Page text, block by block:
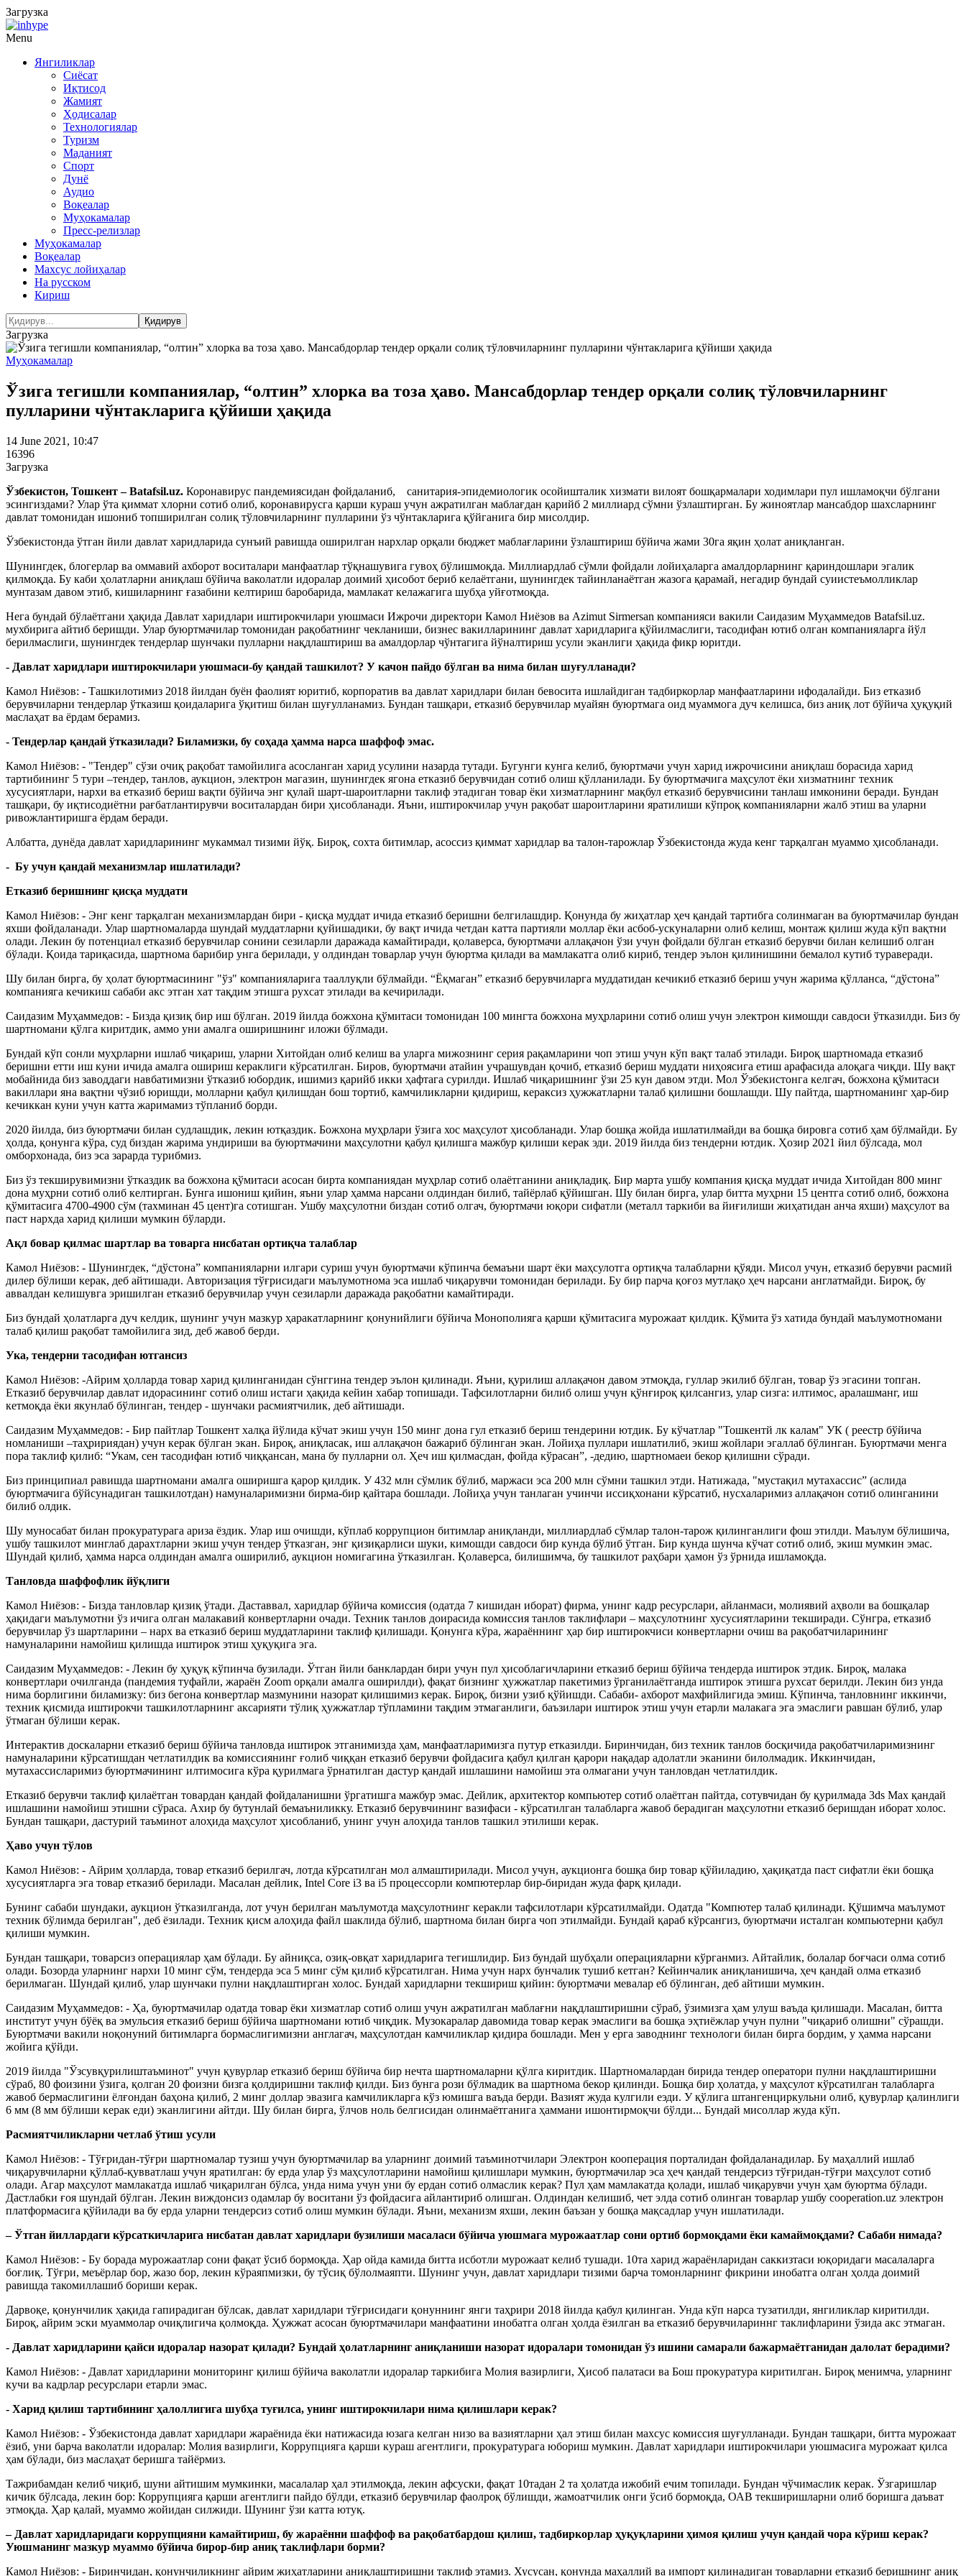
Загрузка
Menu
Янгиликлар
Сиёсат
Иқтисод
Жамият
Ҳодисалар
Технологиялар
Туризм
Маданият
Спорт
Дунё
Аудио
Воқеалар
Муҳокамалар
Пресс-релизлар
Муҳокамалар
Воқеалар
Махсус лойиҳалар
На русском
Кириш
Загрузка
Муҳокамалар
Ўзига тегишли компаниялар, “олтин” хлорка ва тоза ҳаво. Мансабдорлар тендер орқали солиқ тўловчиларнинг
пулларини чўнтакларига қўйиши ҳақида
14 June 2021, 10:47
16396
Загрузка
Ўзбекистон, Тошкент – Batafsil.uz. Коронавирус пандемиясидан фойдаланиб, санитария-эпидемиологик осойишталик хизмати вилоят бошқармалари ходимлари пул ишламоқчи бўлгани
эсингиздами? Улар ўта қиммат хлорни сотиб олиб, коронавирусга қарши кураш учун ажратилган маблағдан қарийб 2 миллиард сўмни ўзлаштирган. Бу жиноятлар мансабдор шахсларнинг
давлат томонидан ишониб топширилган солиқ тўловчиларнинг пулларини ўз чўнтакларига қўйганига бир мисолдир.
Ўзбекистонда ўтган йили давлат харидларида сунъий равишда оширилган нархлар орқали бюджет маблағларини ўзлаштириш бўйича жами 30га яқин ҳолат аниқланган.
Шунингдек, блогерлар ва оммавий ахборот воситалари манфаатлар тўқнашувига гувоҳ бўлишмоқда. Миллиардлаб сўмли фойдали лойиҳаларга амалдорларнинг қариндошлари эгалик
қилмоқда. Бу каби ҳолатларни аниқлаш бўйича ваколатли идоралар доимий ҳисобот бериб келаётгани, шунингдек тайинланаётган жазога қарамай, негадир бундай суиистеъмолликлар
мунтазам давом этиб, кишиларнинг ғазабини келтириш баробарида, мамлакат келажагига шубҳа уйғотмоқда.
Нега бундай бўлаётгани ҳақида Давлат харидлари иштирокчилари уюшмаси Ижрочи директори Камол Ниёзов ва Azimut Sirmersan компанияси вакили Саидазим Муҳаммедов Batafsil.uz.
мухбирига айтиб беришди. Улар буюртмачилар томонидан рақобатнинг чекланиши, бизнес вакилларининг давлат харидларига қўйилмаслиги, тасодифан ютиб олган компанияларга йўл
берилмаслиги, шунингдек тендерлар шунчаки пулларни нақдлаштириш ва амалдорлар чўнтагига йўналтириш усули эканлиги ҳақида фикр юритди.
- Давлат харидлари иштирокчилари уюшмаси-бу қандай ташкилот? У качон пайдо бўлган ва нима билан шуғулланади?
Камол Ниёзов: - Ташкилотимиз 2018 йилдан буён фаолият юритиб, корпоратив ва давлат харидлари билан бевосита ишлайдиган тадбиркорлар манфаатларини ифодалайди. Биз етказиб
берувчиларни тендерлар ўтказиш қоидаларига ўқитиш билан шуғулланамиз. Бундан ташқари, етказиб берувчилар муайян буюртмага оид муаммога дуч келишса, биз аниқ лот бўйича ҳуқуқий
маслаҳат ва ёрдам берамиз.
- Тендерлар қандай ўтказилади? Биламизки, бу соҳада ҳамма нарса шаффоф эмас.
Камол Ниёзов: - "Тендер" сўзи очиқ рақобат тамойилига асосланган харид усулини назарда тутади. Бугунги кунга келиб, буюртмачи учун харид ижрочисини аниқлаш борасида харид
тартибининг 5 тури –тендер, танлов, аукцион, электрон магазин, шунингдек ягона етказиб берувчидан сотиб олиш қўлланилади. Бу буюртмачига маҳсулот ёки хизматнинг техник
хусусиятлари, нархи ва етказиб бериш вақти бўйича энг қулай шарт-шароитларни таклиф этадиган товар ёки хизматларнинг мақбул етказиб берувчисини танлаш имконини беради. Бундан
ташқари, бу иқтисодиётни рағбатлантирувчи воситалардан бири ҳисобланади. Яъни, иштирокчилар учун рақобат шароитларини яратилиши кўпроқ компанияларни жалб этиш ва уларни
ривожлантиришга ёрдам беради.
Албатта, дунёда давлат харидларининг мукаммал тизими йўқ. Бироқ, сохта битимлар, асоссиз қиммат харидлар ва талон-тарожлар Ўзбекистонда жуда кенг тарқалган муаммо ҳисобланади.
- Бу учун қандай механизмлар ишлатилади?
Етказиб беришнинг қисқа муддати
Камол Ниёзов: - Энг кенг тарқалган механизмлардан бири - қисқа муддат ичида етказиб беришни белгилашдир. Қонунда бу жиҳатлар ҳеч қандай тартибга солинмаган ва буюртмачилар бундан
яхши фойдаланади. Улар шартномаларда шундай муддатларни қуйишадики, бу вақт ичида четдан катта партияли моллар ёки асбоб-ускуналарни олиб келиш, монтаж қилиш жуда кўп вақтни
олади. Лекин бу потенциал етказиб берувчилар сонини сезиларли даражада камайтиради, қолаверса, буюртмачи аллақачон ўзи учун фойдали бўлган етказиб берувчи билан келишиб олган
бўлади. Қоида тариқасида, шартнома барибир унга берилади, у олдиндан товарлар учун буюртма қилади ва мамлакатга олиб кириб, тендер эълон қилинишини бемалол кутиб тураверади.
Шу билан бирга, бу ҳолат буюртмасининг "ўз" компанияларига тааллуқли бўлмайди. “Ёқмаган” етказиб берувчиларга муддатидан кечикиб етказиб бериш учун жарима қўлланса, “дўстона”
компанияга кечикиш сабаби акс этган хат тақдим этишга рухсат этилади ва кечирилади.
Саидазим Муҳаммедов: - Бизда қизиқ бир иш бўлган. 2019 йилда божхона қўмитаси томонидан 100 мингта божхона муҳрларини сотиб олиш учун электрон кимошди савдоси ўтказилди. Биз бу
шартномани қўлга киритдик, аммо уни амалга оширишнинг иложи бўлмади.
Бундай кўп сонли муҳрларни ишлаб чиқариш, уларни Хитойдан олиб келиш ва уларга мижознинг серия рақамларини чоп этиш учун кўп вақт талаб этилади. Бироқ шартномада етказиб
беришни етти иш куни ичида амалга ошириш кераклиги кўрсатилган. Биров, буюртмачи атайин учрашувдан қочиб, етказиб бериш муддати ниҳоясига етиш арафасида алоқага чиқди. Шу вақт
мобайнида биз заводдаги навбатимизни ўтказиб юбордик, ишимиз қарийб икки ҳафтага сурилди. Ишлаб чиқаришнинг ўзи 25 кун давом этди. Мол Ўзбекистонга келгач, божхона қўмитаси
вакиллари яна вақтни чўзиб юришди, молларни қабул қилишдан бош тортиб, камчиликларни қидириш, кераксиз ҳужжатларни талаб қилишни бошлашди. Шу пайтда, шартноманинг ҳар-бир
кечиккан куни учун катта жаримамиз тўпланиб борди.
2020 йилда, биз буюртмачи билан судлашдик, лекин ютқаздик. Божхона муҳрлари ўзига хос маҳсулот ҳисобланади. Улар бошқа жойда ишлатилмайди ва бошқа бировга сотиб ҳам бўлмайди. Бу
ҳолда, қонунга кўра, суд биздан жарима ундириши ва буюртмачини маҳсулотни қабул қилишга мажбур қилиши керак эди. 2019 йилда биз тендерни ютдик. Ҳозир 2021 йил бўлсада, мол
омборхонада, биз эса зарарда турибмиз.
Биз ўз текширувимизни ўтказдик ва божхона қўмитаси асосан бирта компаниядан муҳрлар сотиб олаётганини аниқладиқ. Бир марта ушбу компания қисқа муддат ичида Хитойдан 800 минг
дона муҳрни сотиб олиб келтирган. Бунга ишониш қийин, яъни улар ҳамма нарсани олдиндан билиб, тайёрлаб қўйишган. Шу билан бирга, улар битта муҳрни 15 центга сотиб олиб, божхона
қўмитасига 4700-4900 сўм (тахминан 45 цент)га сотишган. Ушбу маҳсулотни биздан сотиб олгач, буюртмачи юқори сифатли (металл таркиби ва йиғилиши жиҳатидан анча яхши) маҳсулот ва
паст нархда харид қилиши мумкин бўларди.
Ақл бовар қилмас шартлар ва товарга нисбатан ортиқча талаблар
Камол Ниёзов: - Шунингдек, “дўстона” компанияларни илгари суриш учун буюртмачи кўпинча бемаъни шарт ёки маҳсулотга ортиқча талабларни қўяди. Мисол учун, етказиб берувчи расмий
дилер бўлиши керак, деб айтишади. Авторизация тўғрисидаги маълумотнома эса ишлаб чиқарувчи томонидан берилади. Бу бир парча қоғоз мутлақо ҳеч нарсани англатмайди. Бироқ, бу
аввалдан келишувга эришилган етказиб берувчилар учун сезиларли даражада рақобатни камайтиради.
Биз бундай ҳолатларга дуч келдик, шунинг учун мазкур ҳаракатларнинг қонунийлиги бўйича Монополияга қарши қўмитасига мурожаат қилдик. Қўмита ўз хатида бундай маълумотномани
талаб қилиш рақобат тамойилига зид, деб жавоб берди.
Ука, тендерни тасодифан ютгансиз
Камол Ниёзов: -Айрим ҳолларда товар харид қилинганидан сўнггина тендер эълон қилинади. Яъни, қурилиш аллақачон давом этмоқда, гуллар экилиб бўлган, товар ўз эгасини топган.
Етказиб берувчилар давлат идорасининг сотиб олиш истаги ҳақида кейин хабар топишади. Тафсилотларни билиб олиш учун қўнғироқ қилсангиз, улар сизга: илтимос, аралашманг, иш
кетмоқда ёки якунлаб бўлинган, тендер - шунчаки расмиятчилик, деб айтишади.
Саидазим Муҳаммедов: - Бир пайтлар Тошкент халқа йўлида кўчат экиш учун 150 минг дона гул етказиб бериш тендерини ютдик. Бу кўчатлар "Тошкентй лк калам" УК ( реестр бўйича
номланиши –таҳририядан) учун керак бўлган экан. Бироқ, аниқласак, иш аллақачон бажариб бўлинган экан. Лойиҳа пуллари ишлатилиб, экиш жойлари эгаллаб бўлинган. Буюртмачи менга
пора таклиф қилиб: “Укам, сен тасодифан ютиб чиққансан, мана бу пулларни ол. Ҳеч иш қилмасдан, фойда кўрасан”, -дедию, шартномаеи бекор қилишни сўради.
Биз принципиал равишда шартномани амалга оширишга қарор қилдик. У 432 млн сўмлик бўлиб, маржаси эса 200 млн сўмни ташкил этди. Натижада, "мустақил мутахассис” (аслида
буюртмачига бўйсунадиган ташкилотдан) намуналаримизни бирма-бир қайтара бошлади. Лойиҳа учун танлаган учинчи иссиқхонани кўрсатиб, нусхаларимиз аллақачон сотиб олинганини
билиб олдик.
Шу муносабат билан прокуратурага ариза ёздик. Улар иш очишди, кўплаб коррупцион битимлар аниқланди, миллиардлаб сўмлар талон-тарож қилинганлиги фош этилди. Маълум бўлишича,
ушбу ташкилот минглаб дарахтларни экиш учун тендер ўтказган, энг қизиқарлиси шуки, кимошди савдоси бир кунда бўлиб ўтган. Бир кунда шунча кўчат сотиб олиб, экиш мумкин эмас.
Шундай қилиб, ҳамма нарса олдиндан амалга оширилиб, аукцион номигагина ўтказилган. Қолаверса, билишимча, бу ташкилот раҳбари ҳамон ўз ўрнида ишламоқда.
Танловда шаффофлик йўқлиги
Камол Ниёзов: - Бизда танловлар қизиқ ўтади. Даставвал, харидлар бўйича комиссия (одатда 7 кишидан иборат) фирма, унинг кадр ресурслари, айланмаси, молиявий аҳволи ва бошқалар
ҳақидаги маълумотни ўз ичига олган малакавий конвертларни очади. Техник танлов доирасида комиссия танлов таклифлари – маҳсулотнинг хусусиятларини текширади. Сўнгра, етказиб
берувчилар ўз шартларини – нарх ва етказиб бериш муддатларини таклиф қилишади. Қонунга кўра, жараённинг ҳар бир иштирокчиси конвертларни очиш ва рақобатчиларининг
намуналарини намойиш қилишда иштирок этиш ҳуқуқига эга.
Саидазим Муҳаммедов: - Лекин бу ҳуқуқ кўпинча бузилади. Ўтган йили банклардан бири учун пул ҳисоблагичларини етказиб бериш бўйича тендерда иштирок этдик. Бироқ, малака
конвертлари очилганда (пандемия туфайли, жараён Zoom орқали амалга оширилди), фақат бизнинг ҳужжатлар пакетимиз ўрганилаётганда иштирок этишга рухсат берилди. Лекин биз унда
нима борлигини биламизку: биз бегона конвертлар мазмунини назорат қилишимиз керак. Бироқ, бизни узиб қўйишди. Сабаби- ахборот махфийлигида эмиш. Кўпинча, танловнинг иккинчи,
техник қисмида иштирокчи ташкилотларнинг аксарияти тўлиқ ҳужжатлар тўпламини тақдим этмаганлиги, баъзилари иштирок этиш учун етарли малакага эга эмаслиги равшан бўлиб, улар
ўтмаган бўлиши керак.
Интерактив доскаларни етказиб бериш бўйича танловда иштирок этганимизда ҳам, манфаатларимизга путур етказилди. Биринчидан, биз техник танлов босқичида рақобатчиларимизнинг
намуналарини кўрсатишдан четлатилдик ва комиссиянинг ғолиб чиққан етказиб берувчи фойдасига қабул қилган қарори нақадар адолатли эканини билолмадик. Иккинчидан,
мутахассисларимиз буюртмачининг илтимосига кўра қурилмага ўрнатилган дастур қандай ишлашини намойиш эта олмагани учун танловдан четлатилдик.
Етказиб берувчи таклиф қилаётган товардан қандай фойдаланишни ўргатишга мажбур эмас. Дейлик, архитектор компьютер сотиб олаётган пайтда, сотувчидан бу қурилмада 3ds Max қандай
ишлашини намойиш этишни сўраса. Ахир бу бутунлай бемаъниликку. Етказиб берувчининг вазифаси - кўрсатилган талабларга жавоб берадиган маҳсулотни етказиб беришдан иборат холос.
Бундан ташқари, дастурий таъминот алоҳида маҳсулот ҳисобланиб, унинг учун алоҳида танлов ташкил этилиши керак.
Ҳаво учун тўлов
Камол Ниёзов: - Айрим ҳолларда, товар етказиб берилгач, лотда кўрсатилган мол алмаштирилади. Мисол учун, аукционга бошқа бир товар қўйиладию, ҳақиқатда паст сифатли ёки бошқа
хусусиятларга эга товар етказиб берилади. Масалан дейлик, Intel Core i3 ва i5 процессорли компютерлар бир-биридан жуда фарқ қилади.
Бунинг сабаби шундаки, аукцион ўтказилганда, лот учун берилган маълумотда маҳсулотнинг керакли тафсилотлари кўрсатилмайди. Одатда "Компютер талаб қилинади. Қўшимча маълумот
техник бўлимда берилган", деб ёзилади. Техник қисм алоҳида файл шаклида бўлиб, шартнома билан бирга чоп этилмайди. Бундай қараб кўрсангиз, буюртмачи исталган компьютерни қабул
қилиши мумкин.
Бундан ташқари, товарсиз операциялар ҳам бўлади. Бу айниқса, озиқ-овқат харидларига тегишлидир. Биз бундай шубҳали операцияларни кўрганмиз. Айтайлик, болалар боғчаси олма сотиб
олади. Бозорда уларнинг нархи 10 минг сўм, тендерда эса 5 минг сўм қилиб кўрсатилган. Нима учун нарх бунчалик тушиб кетган? Кейинчалик аниқланишича, ҳеч қандай олма етказиб
берилмаган. Шундай қилиб, улар шунчаки пулни нақдлаштирган холос. Бундай харидларни текшириш қийин: буюртмачи мевалар еб бўлинган, деб айтиши мумкин.
Саидазим Муҳаммедов: - Ҳа, буюртмачилар одатда товар ёки хизматлар сотиб олиш учун ажратилган маблағни нақдлаштиришни сўраб, ўзимизга ҳам улуш ваъда қилишади. Масалан, битта
институт учун бўёқ ва эмульсия етказиб бериш бўйича шартномани ютиб чиқдик. Музокаралар давомида товар керак эмаслиги ва бошқа эҳтиёжлар учун пулни "чиқариб олишни" сўрашди.
Буюртмачи вакили ноқонуний битимларга бормаслигимизни англагач, маҳсулотдан камчиликлар қидира бошлади. Мен у ерга заводнинг технологи билан бирга бордим, у ҳамма нарсани
жойига қўйди.
2019 йилда "Ўзсувқурилиштаъминот" учун қувурлар етказиб бериш бўйича бир нечта шартномаларни қўлга киритдик. Шартномалардан бирида тендер оператори пулни нақдлаштиришни
сўраб, 80 фоизини ўзига, қолган 20 фоизни бизга қолдиришни таклиф қилди. Биз бунга рози бўлмадик ва шартнома бекор қилинди. Бошқа бир ҳолатда, у маҳсулот кўрсатилган талабларга
жавоб бермаслигини ёлғондан баҳона қилиб, 2 минг доллар эвазига камчиликларга кўз юмишга ваъда берди. Вазият жуда кулгили еэди. У қўлига штангенциркульни олиб, қувурлар қалинлиги
6 мм (8 мм бўлиши керак еди) эканлигини айтди. Шу билан бирга, ўлчов ноль белгисидан олинмаётганига ҳаммани ишонтирмоқчи бўлди... Бундай мисоллар жуда кўп.
Расмиятчиликларни четлаб ўтиш усули
Камол Ниёзов: - Тўғридан-тўғри шартномалар тузиш учун буюртмачилар ва уларнинг доимий таъминотчилари Электрон кооперация порталидан фойдаланадилар. Бу маҳаллий ишлаб
чиқарувчиларни қўллаб-қувватлаш учун яратилган: бу ерда улар ўз маҳсулотларини намойиш қилишлари мумкин, буюртмачилар эса ҳеч қандай тендерсиз тўғридан-тўғри маҳсулот сотиб
олади. Агар маҳсулот мамлакатда ишлаб чиқарилган бўлса, унда нима учун уни бу ердан сотиб олмаслик керак? Пул ҳам мамлакатда қолади, ишлаб чиқарувчи учун ҳам буюртма бўлади.
Дастлабки ғоя шундай бўлган. Лекин виждонсиз одамлар бу воситани ўз фойдасига айлантириб олишган. Олдиндан келишиб, чет элда сотиб олинган товарлар ушбу cooperation.uz электрон
платформасига қўйилади ва бу ерда уларни тендерсиз сотиб олиш мумкин бўлади. Яъни, механизм яхши, лекин баъзан у бошқа мақсадлар учун ишлатилади.
– Ўтган йиллардаги кўрсаткичларига нисбатан давлат харидлари бузилиши масаласи бўйича уюшмага мурожаатлар сони ортиб бормоқдами ёки камаймоқдами? Сабаби нимада?
Камол Ниёзов: - Бу борада мурожаатлар сони фақат ўсиб бормоқда. Ҳар ойда камида битта исботли мурожаат келиб тушади. 10та харид жараёнларидан саккизтаси юқоридаги масалаларга
боғлиқ. Тўғри, меъёрлар бор, жазо бор, лекин кўраяпмизки, бу тўсиқ бўлолмаяпти. Шунинг учун, давлат харидлари тизими барча томонларнинг фикрини инобатга олган ҳолда доимий
равишда такомиллашиб бориши керак.
Дарвоқе, қонунчилик ҳақида гапирадиган бўлсак, давлат харидлари тўғрисидаги қонуннинг янги таҳрири 2018 йилда қабул қилинган. Унда кўп нарса тузатилди, янгиликлар киритилди.
Бироқ, айрим эски муаммолар очиқлигича қолмоқда. Ҳужжат асосан буюртмачилари манфаатини инобатга олган ҳолда ёзилган ва етказиб берувчилариннг таклифларини ўзида акс этмаган.
- Давлат харидларини қайси идоралар назорат қилади? Бундай ҳолатларнинг аниқланиши назорат идоралари томонидан ўз ишини самарали бажармаётганидан далолат берадими?
Камол Ниёзов: - Давлат харидларини мониторинг қилиш бўйича ваколатли идоралар таркибига Молия вазирлиги, Ҳисоб палатаси ва Бош прокуратура киритилган. Бироқ менимча, уларнинг
кучи ва кадрлар ресурслари етарли эмас.
- Харид қилиш тартибининг ҳалоллигига шубҳа туғилса, унинг иштирокчилари нима қилишлари керак?
Камол Ниёзов: - Ўзбекистонда давлат харидлари жараёнида ёки натижасида юзага келган низо ва вазиятларни ҳал этиш билан махсус комиссия шуғулланади. Бундан ташқари, битта мурожаат
ёзиб, уни барча ваколатли идоралар: Молия вазирлиги, Коррупцияга қарши кураш агентлиги, прокуратурага юбориш мумкин. Давлат харидлари иштирокчилари уюшмасига мурожаат қилса
ҳам бўлади, биз маслаҳат беришга тайёрмиз.
Тажрибамдан келиб чиқиб, шуни айтишим мумкинки, масалалар ҳал этилмоқда, лекин афсуски, фақат 10тадан 2 та ҳолатда ижобий ечим топилади. Бундан чўчимаслик керак. Ўзгаришлар
кичик бўлсада, лекин бор: Коррупцияга қарши агентлиги пайдо бўлди, етказиб берувчилар фаолроқ бўлишди, жамоатчилик онги ўсиб бормоқда, ОАВ текширишларни олиб боришга даъват
этмоқда. Ҳар қалай, муаммо жойидан силжиди. Шунинг ўзи катта ютуқ.
– Давлат харидларидаги коррупцияни камайтириш, бу жараённи шаффоф ва рақобатбардош қилиш, тадбиркорлар ҳуқуқларини ҳимоя қилиш учун қандай чора кўриш керак?
Уюшманинг мазкур муаммо бўйича бирор-бир аниқ таклифлари борми?
Камол Ниёзов: - Биринчидан, қонунчиликнинг айрим жиҳатларини аниқлаштиришни таклиф этамиз. Хусусан, қонунда маҳаллий ва импорт қилинадиган товарларни етказиб беришнинг аниқ